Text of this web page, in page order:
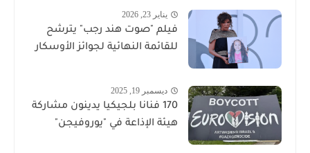
يناير 23, 2026
فيلم "صوت هند رجب" يترشح
للقائمة النهائية لجوائز الأوسكار
ديسمبر 19, 2025
170 فنانا بلجيكيا يدينون مشاركة
هيئة الإذاعة في "يوروفيجن"